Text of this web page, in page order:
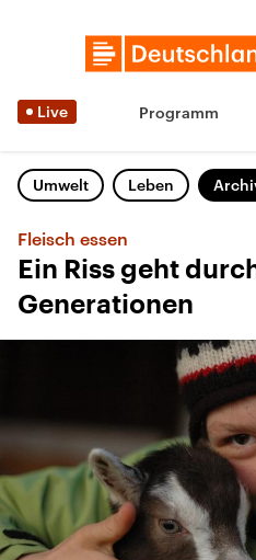
Live Programm
Umwelt Leben
Fleisch essen
Ein Riss geht
Generationen